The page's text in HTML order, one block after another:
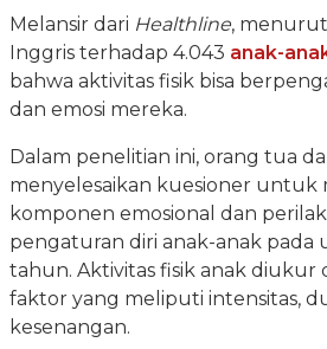
Melansir dari Healthline,
Inggris terhadap 4.043 anak-
bahwa aktivitas fisik bisa
dan emosi mereka.
Dalam penelitian ini, orang tua
menyelesaikan kuesioner
komponen emosional dan
pengaturan diri anak-anak pada
tahun. Aktivitas fisik anak diukur
faktor yang meliputi intensitas,
kesenangan.